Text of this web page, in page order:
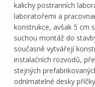
kalichy postranních
laboratořemi a
konstrukce, avšak 5 cm
suchou montáž do
současně vytvářejí
instalačních rozvodů,
stejných
odnímatelné desky